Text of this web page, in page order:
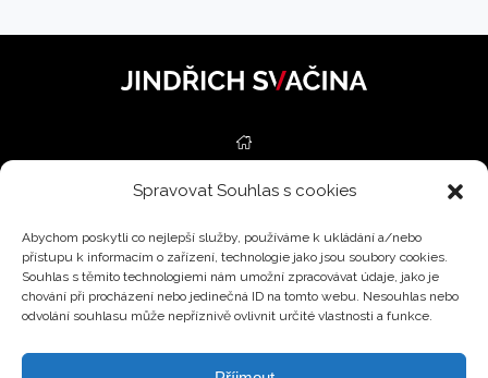
Spravovat Souhlas s cookies
Abychom poskytli co nejlepší služby, používáme k ukládání a/nebo
přístupu k informacím o zařízení, technologie jako jsou soubory cookies.
Souhlas s těmito technologiemi nám umožní zpracovávat údaje, jako je
chování při procházení nebo jedinečná ID na tomto webu. Nesouhlas nebo
odvolání souhlasu může nepříznivě ovlivnit určité vlastnosti a funkce.
NEMOVITOSTI
SLUŽBY
ODHADY